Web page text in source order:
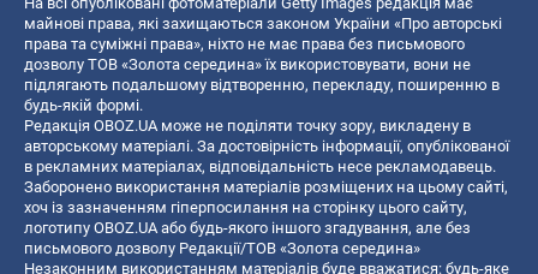
майнові права, які захищаються законом України «Про авторські
права та суміжні права», ніхто не має права без письмового
дозволу ТОВ «Золота середина» їх використовувати, вони не
підлягають подальшому відтворенню, перекладу, поширенню в
будь-якій формі.
Редакція OBOZ.UA може не поділяти точку зору, викладену в
авторському матеріалі. За достовірність інформації, опублікованої
в рекламних матеріалах, відповідальність несе рекламодавець.
Заборонено використання матеріалів розміщених на цьому сайті,
хоч із зазначенням гіперпосилання на сторінку цього сайту,
логотипу OBOZ.UA або будь-якого іншого згадування, але без
письмового дозволу Редакції/ТОВ «Золота середина»
Незаконним використанням матеріалів буде вважатися: будь-яке